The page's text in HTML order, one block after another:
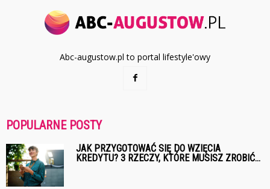
Abc-augustow.pl to portal lifestyle'owy
POPULARNE POSTY
JAK PRZYGOTOWAĆ SIĘ DO WZIĘCIA
KREDYTU? 3 RZECZY, KTÓRE MUSISZ ZROBIĆ...